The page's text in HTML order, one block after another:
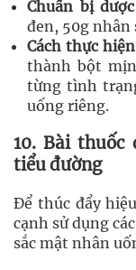
Chuẩn bị
đen, 50g nhân
Cách thực hiện
thành bột
từng tình
uống riêng.
10. Bài
tiểu đường
Để thúc đẩy
cạnh sử dụng
sắc mật nhân